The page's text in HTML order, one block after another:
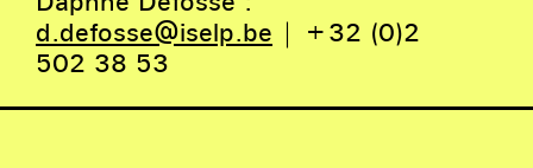
d.defosse@iselp.be | +32 (0)2
502 38 53